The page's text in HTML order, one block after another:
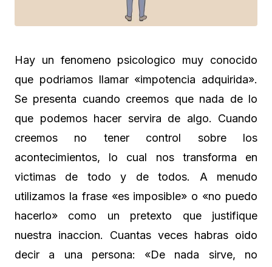
Hay un fenomeno psicologico muy conocido
que podriamos llamar «impotencia adquirida».
Se presenta cuando creemos que nada de lo
que podemos hacer servira de algo. Cuando
creemos no tener control sobre los
acontecimientos, lo cual nos transforma en
victimas de todo y de todos. A menudo
utilizamos la frase «es imposible» o «no puedo
hacerlo» como un pretexto que justifique
nuestra inaccion. Cuantas veces habras oido
decir a una persona: «De nada sirve, no